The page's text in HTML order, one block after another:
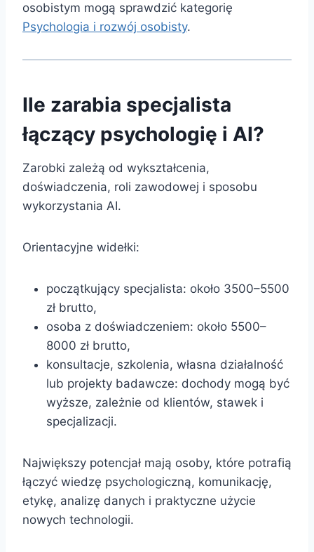
osobistym mogą sprawdzić kategorię
Psychologia i rozwój osobisty.
Ile zarabia specjalista
łączący psychologię i AI?
Zarobki zależą od wykształcenia,
doświadczenia, roli zawodowej i sposobu
wykorzystania AI.
Orientacyjne widełki:
początkujący specjalista: około 3500–5500
zł brutto,
osoba z doświadczeniem: około 5500–
8000 zł brutto,
konsultacje, szkolenia, własna działalność
lub projekty badawcze: dochody mogą być
wyższe, zależnie od klientów, stawek i
specjalizacji.
Największy potencjał mają osoby, które potrafią
łączyć wiedzę psychologiczną, komunikację,
etykę, analizę danych i praktyczne użycie
nowych technologii.